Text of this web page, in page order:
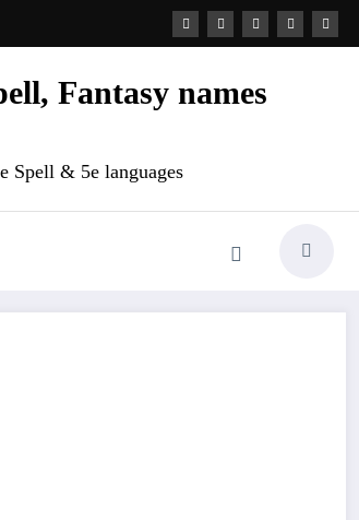
Fantasy names
Spell & 5e languages